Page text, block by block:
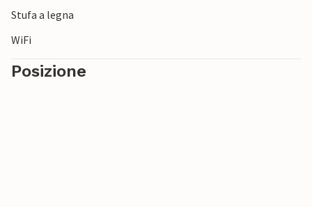
Stufa a legna
WiFi
Posizione